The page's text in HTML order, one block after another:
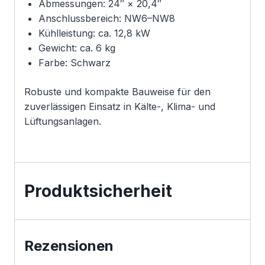
Abmessungen: 24″ × 20,4″
Anschlussbereich: NW6–NW8
Kühlleistung: ca. 12,8 kW
Gewicht: ca. 6 kg
Farbe: Schwarz
Robuste und kompakte Bauweise für den
zuverlässigen Einsatz in Kälte-, Klima- und
Lüftungsanlagen.
Produktsicherheit
Rezensionen